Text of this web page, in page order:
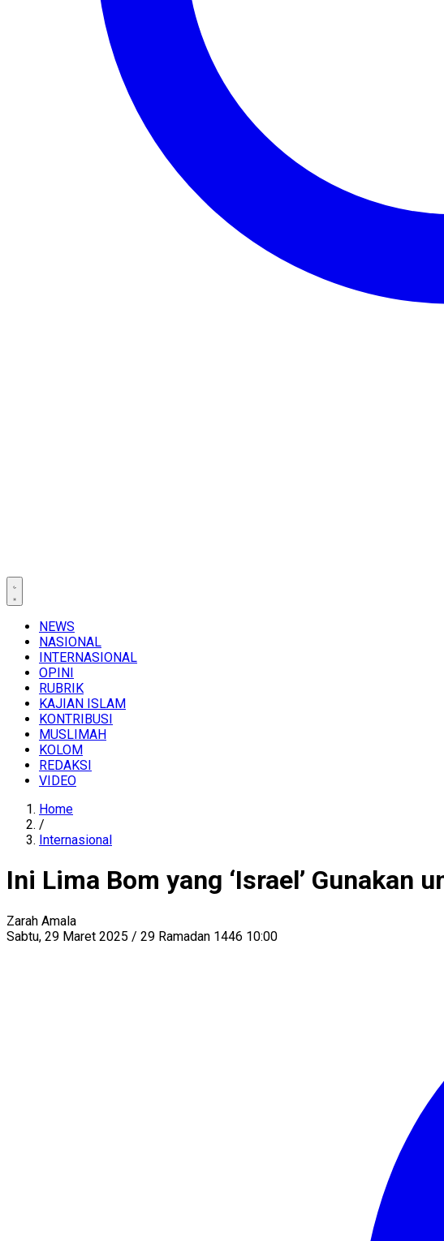
NEWS
NASIONAL
INTERNASIONAL
OPINI
RUBRIK
KAJIAN ISLAM
KONTRIBUSI
MUSLIMAH
KOLOM
REDAKSI
VIDEO
Home
/
Internasional
Ini Lima Bom yang ‘Israel’ Gunakan
Zarah Amala
Sabtu, 29 Maret 2025 / 29 Ramadan 1446 10:00